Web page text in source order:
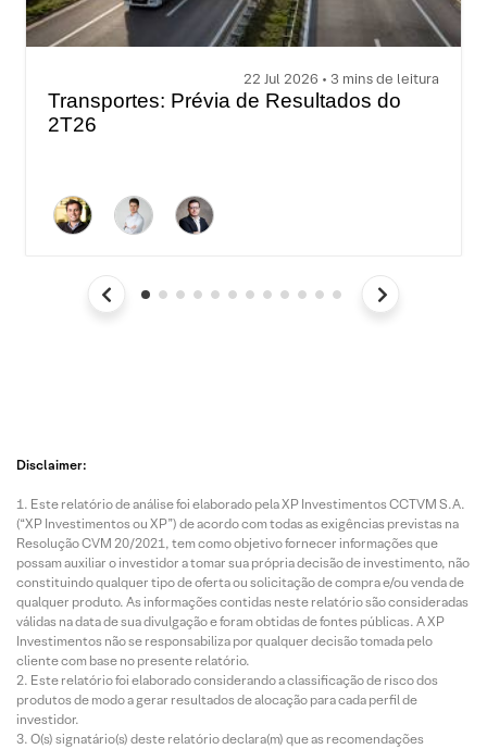
22 Jul 2026 • 3 mins de leitura
Transportes: Prévia de Resultados do
2T26
Disclaimer:
Este relatório de análise foi elaborado pela XP Investimentos CCTVM S.A.
(“XP Investimentos ou XP”) de acordo com todas as exigências previstas na
Resolução CVM 20/2021, tem como objetivo fornecer informações que
possam auxiliar o investidor a tomar sua própria decisão de investimento, não
constituindo qualquer tipo de oferta ou solicitação de compra e/ou venda de
qualquer produto. As informações contidas neste relatório são consideradas
válidas na data de sua divulgação e foram obtidas de fontes públicas. A XP
Investimentos não se responsabiliza por qualquer decisão tomada pelo
cliente com base no presente relatório.
Este relatório foi elaborado considerando a classificação de risco dos
produtos de modo a gerar resultados de alocação para cada perfil de
investidor.
O(s) signatário(s) deste relatório declara(m) que as recomendações